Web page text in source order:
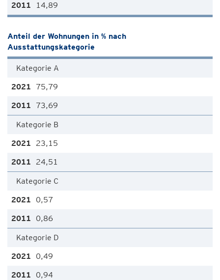
14,89
Anteil der Wohnungen in % nach
Ausstattungskategorie
Kategorie A
75,79
73,69
Kategorie B
23,15
24,51
Kategorie C
0,57
0,86
Kategorie D
0,49
0,94